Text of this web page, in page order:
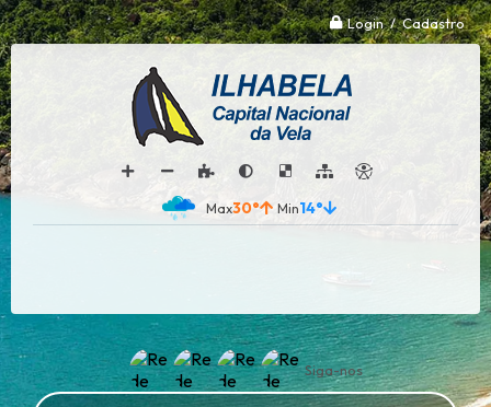
Login / Cadastro
30° 14°
Siga-nos